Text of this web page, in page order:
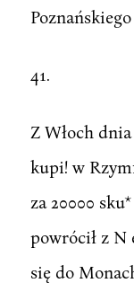
Poznańskiego
41.
Z Włoch
kupi! w
za 20000
powrócił z N
się do